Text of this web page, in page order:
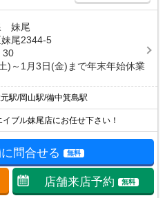
妹尾
妹尾2344-5
30
)～1月3日(金)まで年末年始休業
駅/岡山駅/備中箕島駅
ブル妹尾店にお任せ下さい！
問合せる 無料
店舗来店予約 無料